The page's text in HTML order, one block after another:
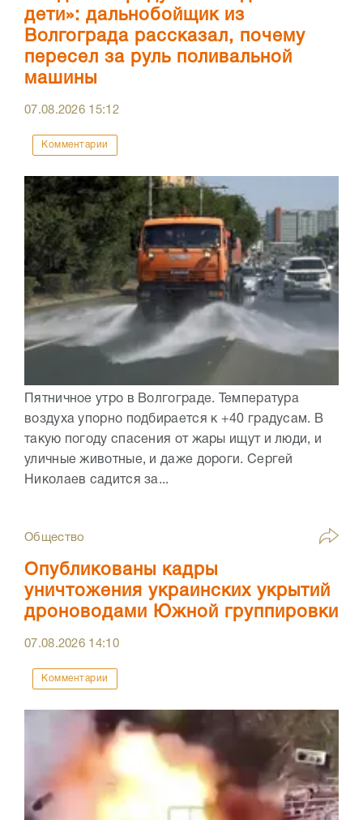
дети»: дальнобойщик из
Волгограда рассказал, почему
пересел за руль поливальной
машины
07.08.2026 15:12
Комментарии
Пятничное утро в Волгограде. Температура
воздуха упорно подбирается к +40 градусам. В
такую погоду спасения от жары ищут и люди, и
уличные животные, и даже дороги. Сергей
Николаев садится за...
Общество
Опубликованы кадры
уничтожения украинских укрытий
дроноводами Южной группировки
07.08.2026 14:10
Комментарии